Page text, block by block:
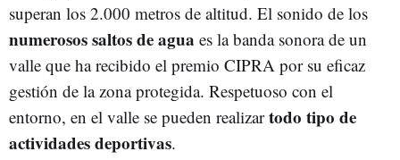
superan los 2.000 metros de altitud. El sonido de los
numerosos saltos de agua es la banda sonora de un
valle que ha recibido el premio CIPRA por su eficaz
gestión de la zona protegida. Respetuoso con el
entorno, en el valle se pueden realizartodo tipo de
actividadesdeportivas.